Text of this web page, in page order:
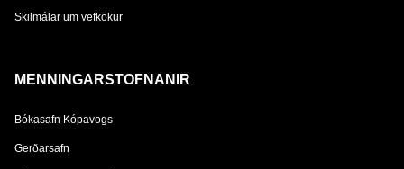
Skilmálar um vefkökur
MENNINGARSTOFNANIR
Bókasafn Kópavogs
Gerðarsafn